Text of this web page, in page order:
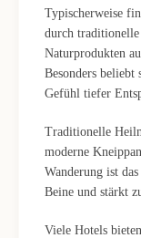
Typischerweise
durch
Naturprodukten
Besonders
Gefühl tiefer
Traditionelle
moderne
Wanderung ist
Beine und stärkt
Viele Hotels